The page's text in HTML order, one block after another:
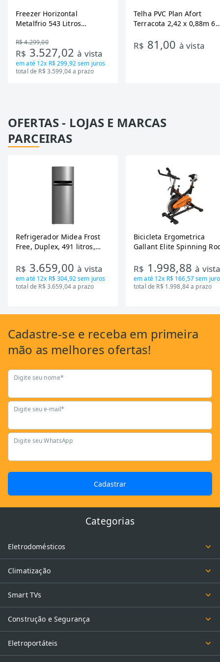
Freezer Horizontal
Metalfrio 543 Litros
Tecnologia Inverter, Branco,
Bivolt
R$ 4.299,00
R$ 3.527,02à vista
em até 12x R$ 299,92sem juros
total de R$ 3.599,04 a prazo
Telha PVC Plan Afort
Terracota 2,42 x 0,88m 6
R$ 81,00 à vista
OFERTAS - LOJAS E MARCAS
PARCEIRAS
Refrigerador Midea Frost
Free, Duplex, 491 litros,
RT650EVK463)
R$ 3.659,00à vista
em até 12x R$ 304,92sem juros
total de R$ 3.659,04 a prazo
Bicicleta Ergometrica
Gallant Elite Spinning
Mecanica GSB13HBTA-PT
R$ 1.998,88à
em até 12x R$ 166,57sem
total de R$ 1.998,84 a prazo
Cadastre-se e receba em primeira
mão as melhores ofertas!
Digite seu nome*
Digite seu e-mail*
Digite seu WhatsApp
Cadastrar
Categorias
Eletrodomésticos
Climatização
Smart TVs
Construção e Segurança
Eletroportáteis